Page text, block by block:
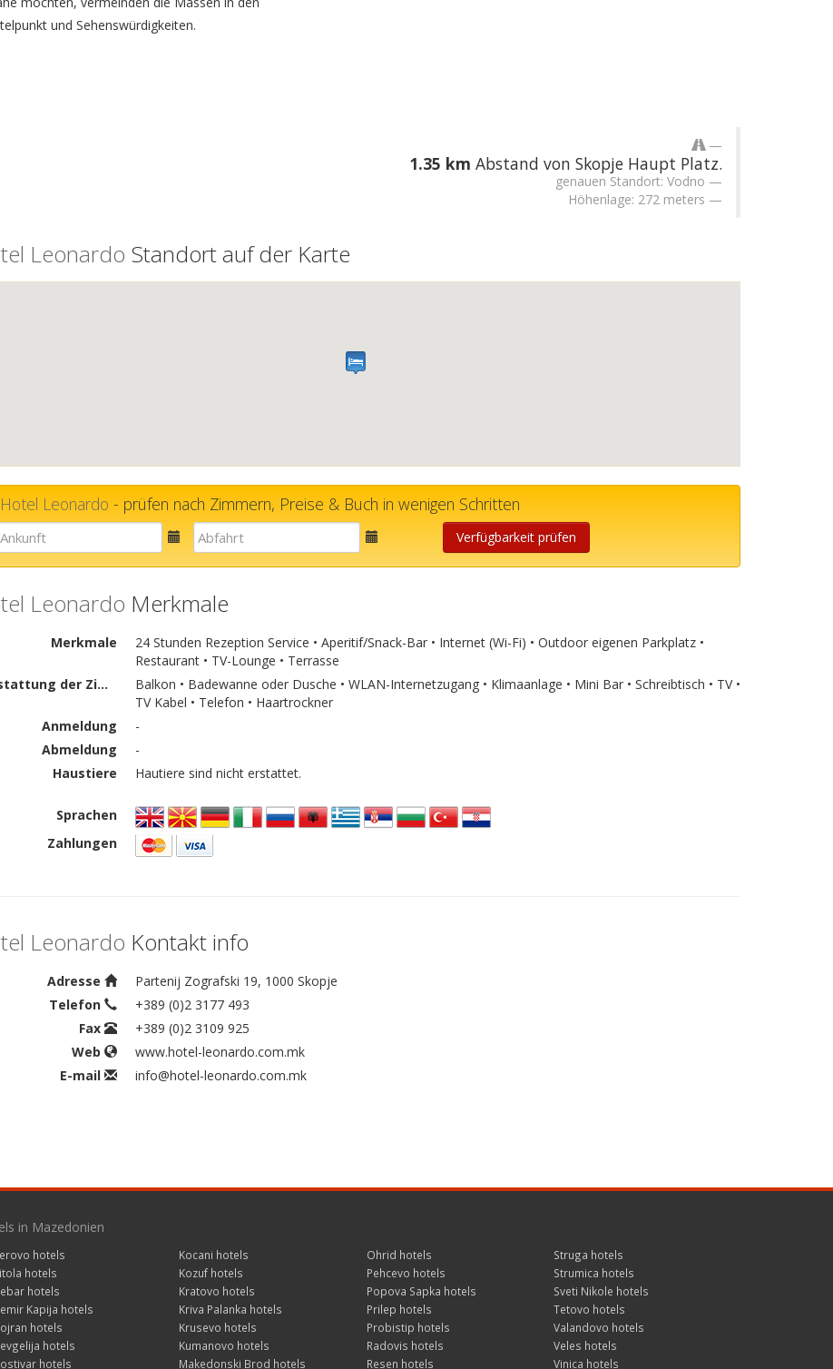
und Sehenswürdigkeiten.
1.35 km Abstand von Skopje Haupt Platz.
genauen Standort: Vodno
Höhenlage: 272 meters
Leonardo Standort auf der Karte
Hotel Leonardo - prüfen nach Zimmern, Preise & Buch in wenigen Schritten
E-
mail
E-
mail
Verfügbarkeit prüfen
Leonardo Merkmale
Merkmale
24 Stunden Rezeption Service • Aperitif/Snack-Bar • Internet (Wi-Fi) • Outdoor eigenen Parkplatz •
Restaurant • TV-Lounge • Terrasse
Ausstattung der Zimmer
Balkon • Badewanne oder Dusche • WLAN-Internetzugang • Klimaanlage • Mini Bar • Schreibtisch • TV •
TV Kabel • Telefon • Haartrockner
Anmeldung
-
Abmeldung
-
Haustiere
Hautiere sind nicht erstattet.
Sprachen
Zahlungen
Leonardo Kontakt info
Adresse
Partenij Zografski 19, 1000 Skopje
Telefon
+389 (0)2 3177 493
Fax
+389 (0)2 3109 925
Web
www.hotel-leonardo.com.mk
E-mail
info@hotel-leonardo.com.mk
in Mazedonien
hotels
hotels
hotels
Kapija hotels
hotels
hotels
hotels
Kocani hotels
Kozuf hotels
Kratovo hotels
Kriva Palanka hotels
Krusevo hotels
Kumanovo hotels
Makedonski Brod hotels
Ohrid hotels
Pehcevo hotels
Popova Sapka hotels
Prilep hotels
Probistip hotels
Radovis hotels
Resen hotels
Struga hotels
Strumica hotels
Sveti Nikole hotels
Tetovo hotels
Valandovo hotels
Veles hotels
Vinica hotels